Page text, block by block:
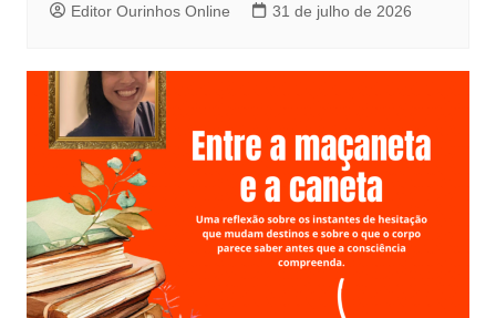
Editor Ourinhos Online 31 de julho de 2026